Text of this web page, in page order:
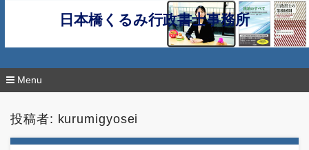
日本橋くるみ行政書士事務所
Menu
投稿者: kurumigyosei